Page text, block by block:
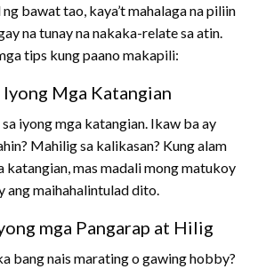
bawat tao, kaya’t mahalaga na piliin
na tunay na nakaka-relate sa atin.
tips kung paano makapili:
Iyong Mga Katangian
iyong mga katangian. Ikaw ba ay
Mahilig sa kalikasan? Kung alam
katangian, mas madali mong matukoy
ang maihahalintulad dito.
mga Pangarap at Hilig
bang nais marating o gawing hobby?